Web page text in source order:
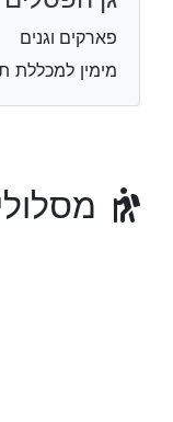
פארקים וגנים
מימין למכללת